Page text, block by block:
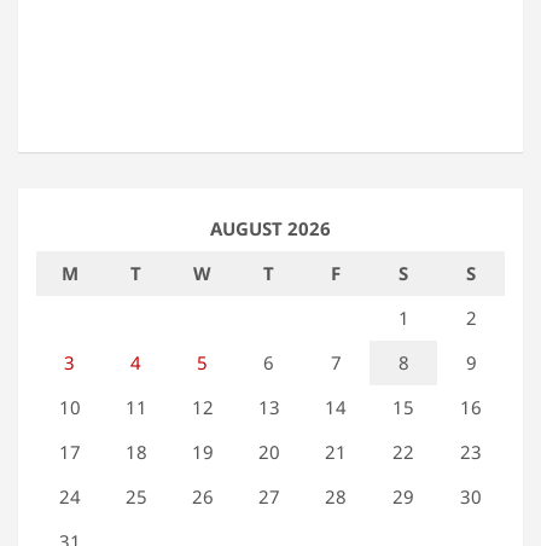
AUGUST 2026
M
T W T F S
S
1
2
3
4 5 6 7 8
9
10
11 12 13 14 15
16
17
18 19 20 21 22
23
24
25 26 27 28 29
30
31